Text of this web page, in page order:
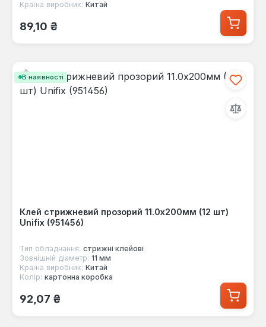
Країна виробник: Китай
Звичайна ціна:
89,10 ₴
В наявності
Клей стрижневий прозорий 11.0х200мм (12 шт)
Unifix (951456)
Тип обладнання: стрижні клейові
Зовнішній діаметр: 11 мм
Країна виробник: Китай
Колір: картонна коробка
Звичайна ціна:
92,07 ₴